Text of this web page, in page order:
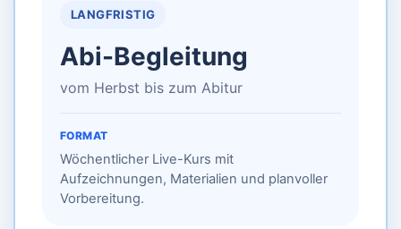
LANGFRISTIG
Abi-Begleitung
vom Herbst bis zum Abitur
FORMAT
Wöchentlicher Live-Kurs mit
Aufzeichnungen, Materialien und planvoller
Vorbereitung.